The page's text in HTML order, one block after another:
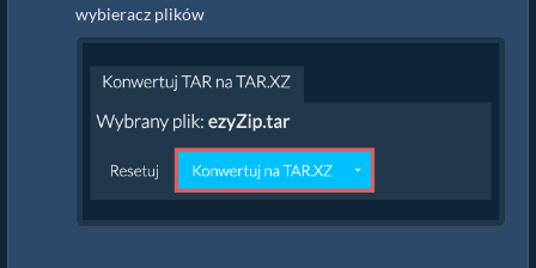
wybieracz plików